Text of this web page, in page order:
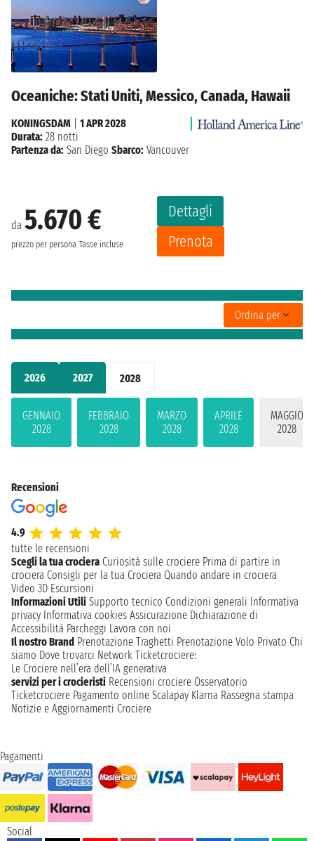
2026 2027 2028
GENNAIO
2028
FEBBRAIO
2028
MARZO
2028
APRILE
2028
MAGGIO
2028
Oceaniche: Stati Uniti, Messico, Canada, Hawaii
da 5.670 €
prezzo per persona Tasse incluse
Dettagli
Prenota
KONINGSDAM
1 APR 2028
Durata: 28 notti
Partenza da: San Diego Sbarco: Vancouver
Ordina per
Recensioni
4.9
tutte le recensioni
Scegli la tua crociera Curiosità sulle crociere Prima di partire in
crociera Consigli per la tua Crociera Quando andare in crociera
Video 3D Escursioni
Informazioni Utili Supporto tecnico Condizioni generali Informativa
privacy Informativa cookies Assicurazione Dichiarazione di
Accessibilità Parcheggi Lavora con noi
Il nostro Brand Prenotazione Traghetti Prenotazione Volo Privato Chi
siamo Dove trovarci Network Ticketcrociere:
Le Crociere nell’era dell’IA generativa
servizi per i crocieristi Recensioni crociere Osservatorio
Ticketcrociere Pagamento online Scalapay Klarna Rassegna stampa
Notizie e Aggiornamenti Crociere
Pagamenti
Social